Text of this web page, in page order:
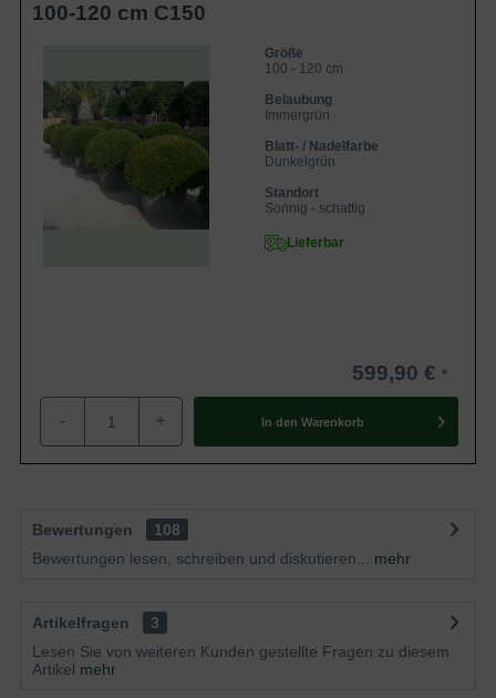
100-120 cm C150
Größe
100 - 120 cm
Belaubung
Immergrün
Blatt- / Nadelfarbe
Dunkelgrün
Standort
Sonnig - schattig
Lieferbar
599,90 €
- + In den Warenkorb
Bewertungen
108
Bewertungen lesen, schreiben und diskutieren...
mehr
Artikelfragen
3
Lesen Sie von weiteren Kunden gestellte Fragen zu diesem
Artikel mehr